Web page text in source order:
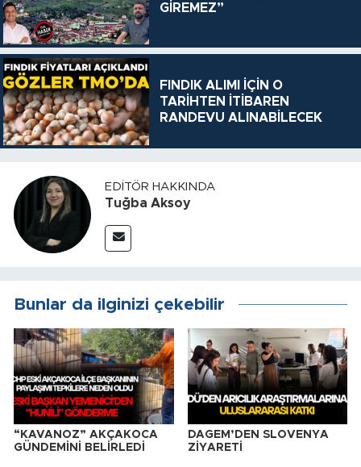
GİREMEZ”
FINDIK ALIMI İÇİN O
TARİHTEN İTİBAREN
RANDEVU ALINABİLECEK
EDITÖR HAKKINDA
Tuğba Aksoy
Bunlar da ilginizi çekebilir
“KAVANOZ” AKÇAKOCA
GÜNDEMİNİ BELİRLEDİ
DAGEM’DEN SLOVENYA
ZİYARETİ